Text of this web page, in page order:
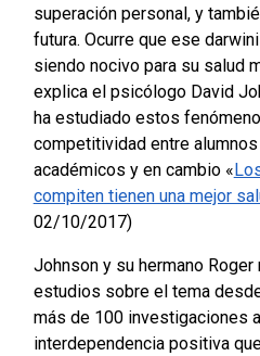
superación personal, y
futura. Ocurre que ese
siendo nocivo para su salud
explica el psicólogo David
ha estudiado estos
competitividad entre
académicos y en cambio «
compiten tienen una mejor
02/10/2017)
Johnson y su hermano
estudios sobre el tema
más de 100 investigaciones
interdependencia positiva